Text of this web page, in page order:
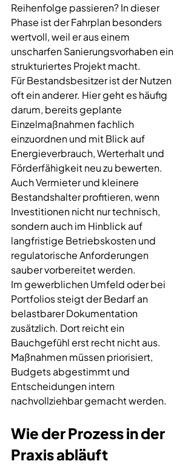
Reihenfolge passieren? In dieser
Phase ist der Fahrplan besonders
wertvoll, weil er aus einem
unscharfen Sanierungsvorhaben ein
strukturiertes Projekt macht.
Für Bestandsbesitzer ist der Nutzen
oft ein anderer. Hier geht es häufig
darum, bereits geplante
Einzelmaßnahmen fachlich
einzuordnen und mit Blick auf
Energieverbrauch, Werterhalt und
Förderfähigkeit neu zu bewerten.
Auch Vermieter und kleinere
Bestandshalter profitieren, wenn
Investitionen nicht nur technisch,
sondern auch im Hinblick auf
langfristige Betriebskosten und
regulatorische Anforderungen
sauber vorbereitet werden.
Im gewerblichen Umfeld oder bei
Portfolios steigt der Bedarf an
belastbarer Dokumentation
zusätzlich. Dort reicht ein
Bauchgefühl erst recht nicht aus.
Maßnahmen müssen priorisiert,
Budgets abgestimmt und
Entscheidungen intern
nachvollziehbar gemacht werden.
Wie der Prozess in der
Praxis abläuft